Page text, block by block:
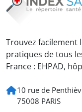
Trouvez facilement
pratiques de tous
France : EHPAD,
10 rue de
75008 PARIS